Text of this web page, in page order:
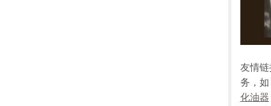
友情
务，如
化油器